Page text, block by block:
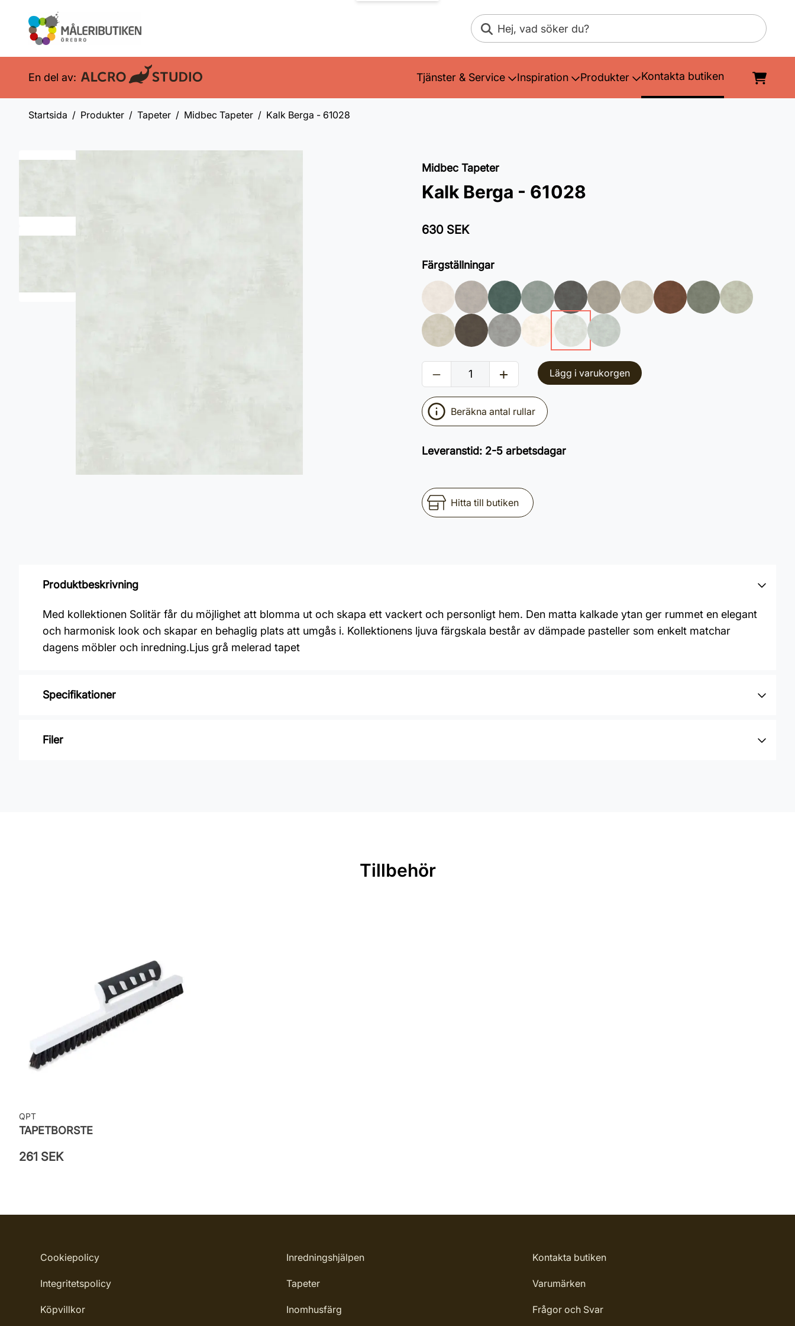
Sök
En del av: Tjänster & Service Inspiration Produkter Kontakta butiken
Startsida Produkter Tapeter Midbec Tapeter Kalk Berga - 61028
Midbec Tapeter
Kalk Berga - 61028
630 SEK
Färgställningar
Lägg i varukorgen
Beräkna antal rullar
Leveranstid: 2-5 arbetsdagar
Hitta till butiken
Produktbeskrivning
Med kollektionen Solitär får du möjlighet att blomma ut och skapa ett vackert och personligt hem. Den matta kalkade ytan ger rummet en elegant
och harmonisk look och skapar en behaglig plats att umgås i. Kollektionens ljuva färgskala består av dämpade pasteller som enkelt matchar
dagens möbler och inredning.Ljus grå melerad tapet
Specifikationer
Varumärke: Midbec Tapeter
Filer
Tillbehör
QPT
TAPETBORSTE
261 SEK
Cookiepolicy
Integritetspolicy
Köpvillkor
Inredningshjälpen
Tapeter
Inomhusfärg
Kontakta butiken
Varumärken
Frågor och Svar